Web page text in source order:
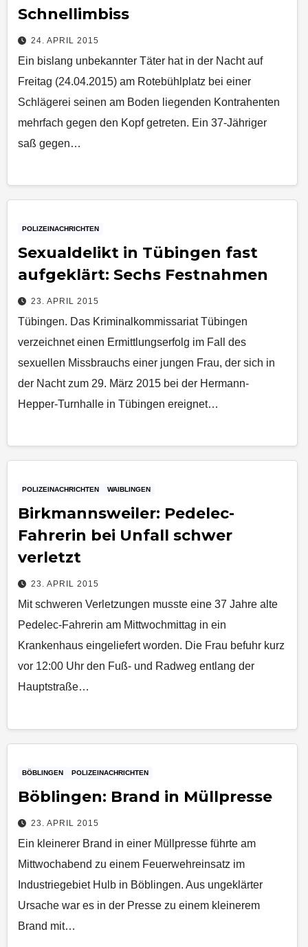
Schnellimbiss
24. APRIL 2015
Ein bislang unbekannter Täter hat in der Nacht auf
Freitag (24.04.2015) am Rotebühlplatz bei einer
Schlägerei seinen am Boden liegenden Kontrahenten
mehrfach gegen den Kopf getreten. Ein 37-Jähriger
saß gegen…
POLIZEINACHRICHTEN
Sexualdelikt in Tübingen fast
aufgeklärt: Sechs Festnahmen
23. APRIL 2015
Tübingen. Das Kriminalkommissariat Tübingen
verzeichnet einen Ermittlungserfolg im Fall des
sexuellen Missbrauchs einer jungen Frau, der sich in
der Nacht zum 29. März 2015 bei der Hermann-
Hepper-Turnhalle in Tübingen ereignet…
POLIZEINACHRICHTEN WAIBLINGEN
Birkmannsweiler: Pedelec-
Fahrerin bei Unfall schwer
verletzt
23. APRIL 2015
Mit schweren Verletzungen musste eine 37 Jahre alte
Pedelec-Fahrerin am Mittwochmittag in ein
Krankenhaus eingeliefert worden. Die Frau befuhr kurz
vor 12:00 Uhr den Fuß- und Radweg entlang der
Hauptstraße…
BÖBLINGEN POLIZEINACHRICHTEN
Böblingen: Brand in Müllpresse
23. APRIL 2015
Ein kleinerer Brand in einer Müllpresse führte am
Mittwochabend zu einem Feuerwehreinsatz im
Industriegebiet Hulb in Böblingen. Aus ungeklärter
Ursache war es in der Presse zu einem kleinerem
Brand mit…